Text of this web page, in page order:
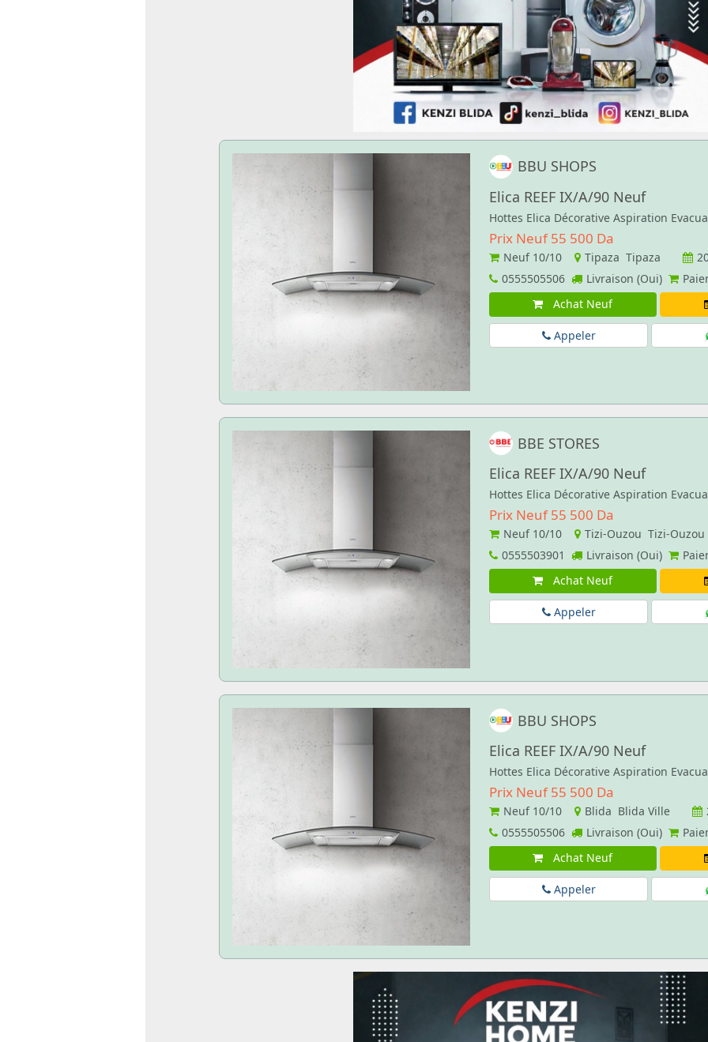
BBU SHOPS
Elica REEF IX/A/90 Neuf
Hottes Elica Décorative Aspiration
Prix Neuf 55 500 Da
Neuf 10/10 Tipaza Tipaza
0555505506
Livraison (Oui)
Achat Neuf
Appeler
BBE STORES
Elica REEF IX/A/90 Neuf
Hottes Elica Décorative Aspiration
Prix Neuf 55 500 Da
Neuf 10/10
Tizi-Ouzou Tizi-
0555503901
Livraison (Oui)
Achat Neuf
Appeler
BBU SHOPS
Elica REEF IX/A/90 Neuf
Hottes Elica Décorative Aspiration
Prix Neuf 55 500 Da
Neuf 10/10 Blida Blida Ville
0555505506
Livraison (Oui)
Achat Neuf
Appeler